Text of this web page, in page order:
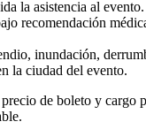
la asistencia al evento.
recomendación
inundación,
la ciudad del evento.
de boleto y cargo